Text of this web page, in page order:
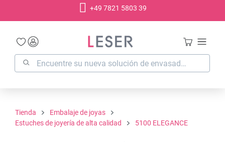
+49 7821 5803 39
Tienda
Embalaje de joyas
Estuches de joyería de alta calidad
5100 ELEGANCE